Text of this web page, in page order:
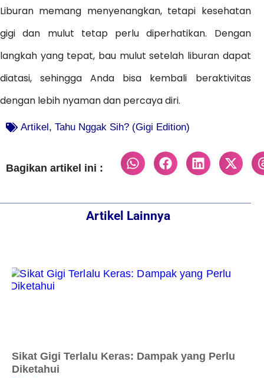
Liburan memang menyenangkan, tetapi kesehatan
gigi dan mulut tetap perlu diperhatikan. Dengan
langkah yang tepat, bau mulut setelah liburan dapat
diatasi, sehingga Anda bisa kembali beraktivitas
dengan lebih nyaman dan percaya diri.
Artikel, Tahu Nggak Sih? (Gigi Edition)
Bagikan artikel ini :
Artikel Lainnya
Sikat Gigi Terlalu Keras: Dampak yang Perlu
Diketahui